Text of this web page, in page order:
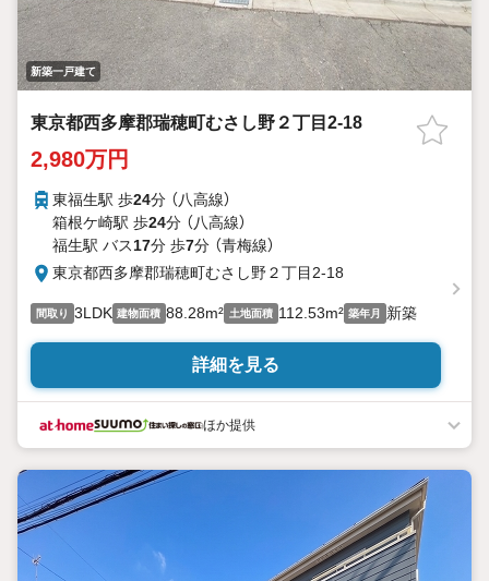
新築一戸建て
東京都西多摩郡瑞穂町むさし野２丁目2-18
2,980万円
東福生駅 歩24分 （八高線）
箱根ケ崎駅 歩24分 （八高線）
福生駅 バス17分 歩7分 （青梅線）
東京都西多摩郡瑞穂町むさし野２丁目2-18
間取り 3LDK 建物面積 88.28m² 土地面積 112.53m² 築年月 新築
詳細を見る
ほか提供